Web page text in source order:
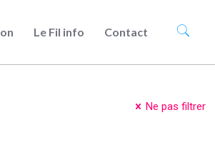
Le Fil info Contact
Ne pas filtrer